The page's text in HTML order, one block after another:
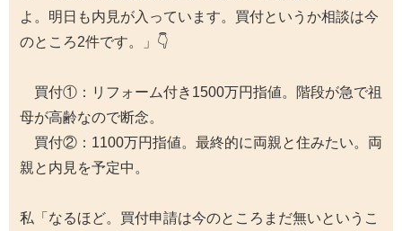
よ。明日も内見が入っています。買付というか相談は今
のところ2件です。」👇
買付①：リフォーム付き1500万円指値。階段が急で祖
母が高齢なので断念。
買付②：1100万円指値。最終的に両親と住みたい。両
親と内見を予定中。
私「なるほど。買付申請は今のところまだ無いというこ